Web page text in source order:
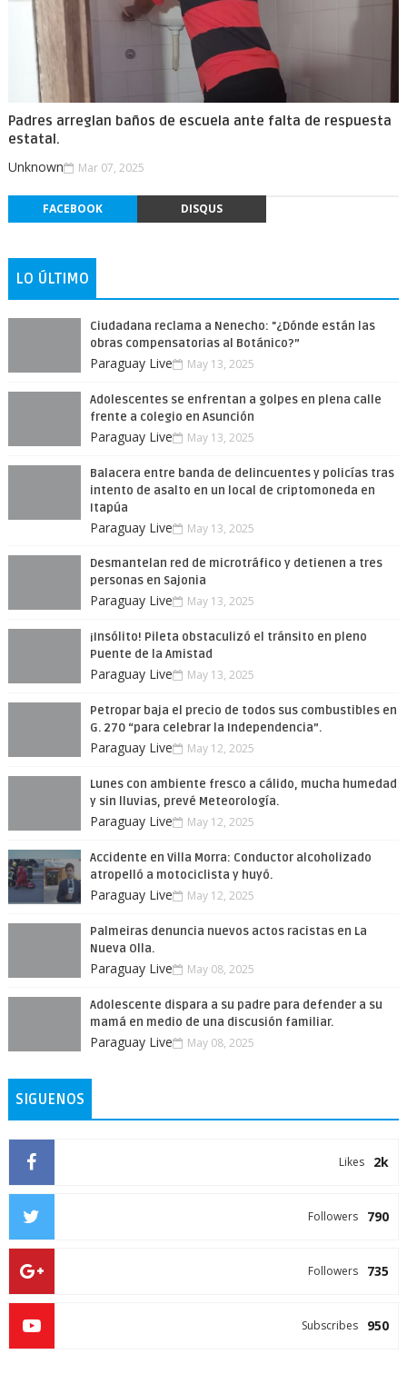
Padres arreglan baños de escuela ante falta de respuesta
estatal.
Unknown Mar 07, 2025
FACEBOOK DISQUS
LO ÚLTIMO
Ciudadana reclama a Nenecho: "¿Dónde están las
obras compensatorias al Botánico?”
Paraguay Live May 13, 2025
Adolescentes se enfrentan a golpes en plena calle
frente a colegio en Asunción
Paraguay Live May 13, 2025
Balacera entre banda de delincuentes y policías tras
intento de asalto en un local de criptomoneda en
Itapúa
Paraguay Live May 13, 2025
Desmantelan red de microtráfico y detienen a tres
personas en Sajonia
Paraguay Live May 13, 2025
¡Insólito! Pileta obstaculizó el tránsito en pleno
Puente de la Amistad
Paraguay Live May 13, 2025
Petropar baja el precio de todos sus combustibles en
G. 270 “para celebrar la Independencia”.
Paraguay Live May 12, 2025
Lunes con ambiente fresco a cálido, mucha humedad
y sin lluvias, prevé Meteorología.
Paraguay Live May 12, 2025
Accidente en Villa Morra: Conductor alcoholizado
atropelló a motociclista y huyó.
Paraguay Live May 12, 2025
Palmeiras denuncia nuevos actos racistas en La
Nueva Olla.
Paraguay Live May 08, 2025
Adolescente dispara a su padre para defender a su
mamá en medio de una discusión familiar.
Paraguay Live May 08, 2025
SIGUENOS
2k
Likes
790
Followers
735
Followers
950
Subscribes